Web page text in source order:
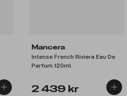
Mancera
Intense French Riviera Eau De
Parfum 120ml
2 439 kr